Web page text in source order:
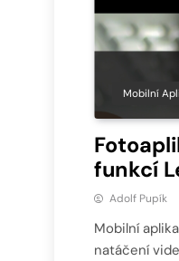
Mobilní
funkcí
Adolf Pupík
Mobilní
natáčení